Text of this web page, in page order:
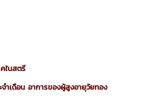
ในสตรี
ำเดือน อาการของผู้สูงอายุวัยทอง